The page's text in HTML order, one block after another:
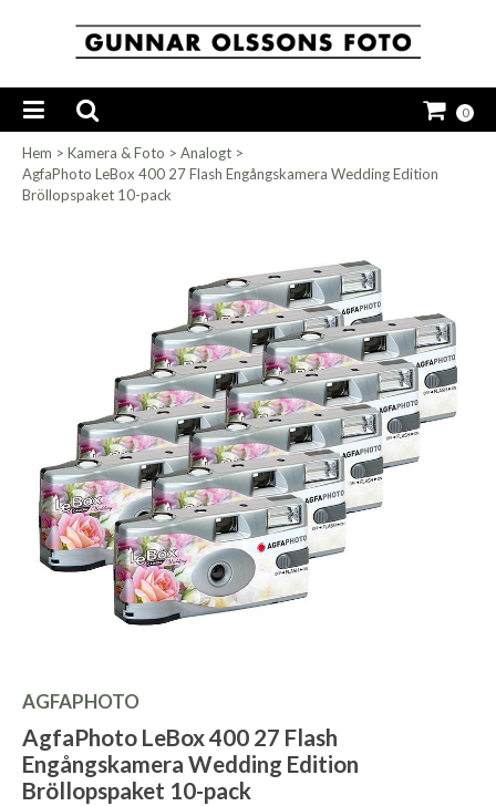
0
Hem > Kamera & Foto > Analogt >
AgfaPhoto LeBox 400 27 Flash Engångskamera Wedding Edition
Bröllopspaket 10-pack
AGFAPHOTO
AgfaPhoto LeBox 400 27 Flash
Engångskamera Wedding Edition
Bröllopspaket 10-pack